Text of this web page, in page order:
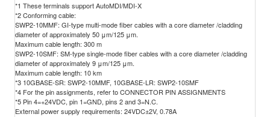
*1 These terminals support AutoMDI/MDI-X
*2 Conforming cable:
SWP2-10MMF: GI-type multi-mode fiber cables with a core diameter /cladding
diameter of approximately 50 μm/125 μm.
Maximum cable length: 300 m
SWP2-10SMF: SM-type single-mode fiber cables with a core diameter /cladding
diameter of approximately 9 μm/125 μm.
Maximum cable length: 10 km
*3 10GBASE-SR: SWP2-10MMF, 10GBASE-LR: SWP2-10SMF
*4 For the pin assignments, refer to CONNECTOR PIN ASSIGNMENTS
*5 Pin 4=+24VDC, pin 1=GND, pins 2 and 3=N.C.
External power supply requirements: 24VDC±2V, 0.78A